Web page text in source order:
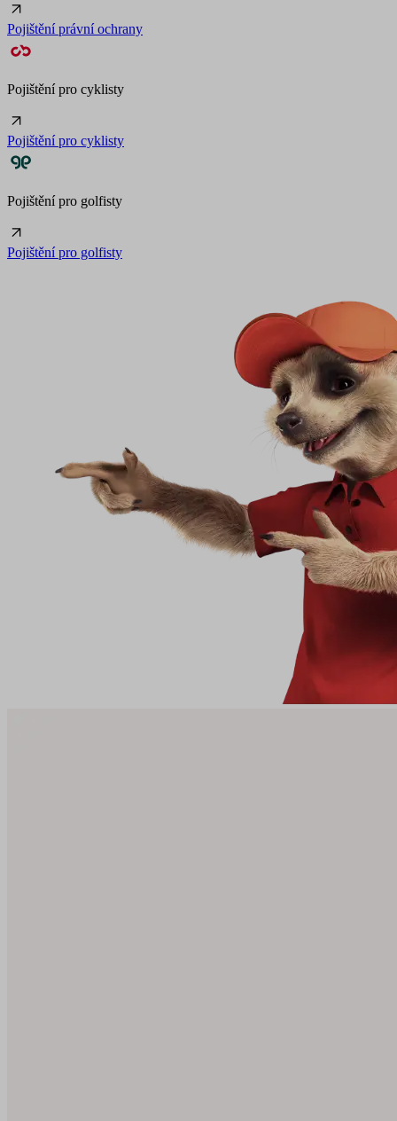
Pojištění právní ochrany
Pojištění pro cyklisty
Pojištění pro cyklisty
Pojištění pro golfisty
Pojištění pro golfisty